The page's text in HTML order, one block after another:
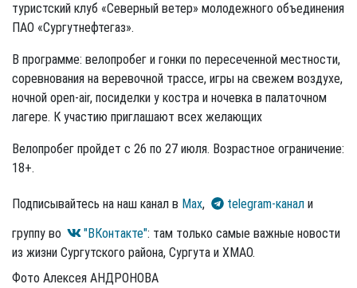
туристский клуб «Северный ветер» молодежного объединения
ПАО «Сургутнефтегаз».
В программе: велопробег и гонки по пересеченной местности,
соревнования на веревочной трассе, игры на свежем воздухе,
ночной open-air, посиделки у костра и ночевка в палаточном
лагере. К участию приглашают всех желающих
Велопробег пройдет с 26 по 27 июля. Возрастное ограничение:
18+.
Подписывайтесь на наш канал в Max, telegram-канал и
группу во
"ВКонтакте": там только самые важные новости
из жизни Сургутского района, Сургута и ХМАО.
Фото Алексея АНДРОНОВА